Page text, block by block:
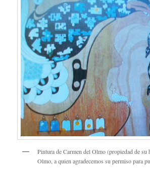
Pintura de Carmen del Olmo (propiedad de
Olmo, a quien agradecemos su permiso para